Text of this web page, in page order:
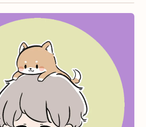
(電気風呂自作)
取扱者(ノリで)
定1級(サウナhack)
AI Leader
🍖＞
あれば、お友達にシェアして貰えると喜